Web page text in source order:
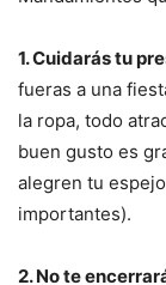
1. Cuidarás tu
fueras a una
la ropa, todo
buen gusto es
alegren tu
importantes).
2. No te